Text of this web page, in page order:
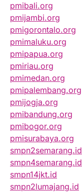
pmibali.org
pmijambi.org
pmigorontalo.org
pmimaluku.org
pmipapua.org
pmiriau.org
pmimedan.org
pmipalembang.org
pmijogja.org
pmibandung.org
pmibogor.org
pmisurabaya.org
smpn2semarang.id
smpn4semarang.id
smpn14jkt.id
smpn2lumajang.id